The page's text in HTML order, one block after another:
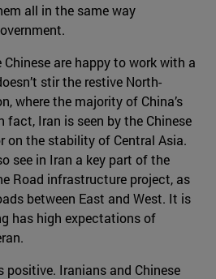
all in the same way
are happy to work with a
stir the restive North-
where the majority of China’s
fact, Iran is seen by the Chinese
on the stability of Central Asia.
see in Iran a key part of the
Road infrastructure project, as
between East and West. It is
has high expectations of
positive. Iranians and Chinese